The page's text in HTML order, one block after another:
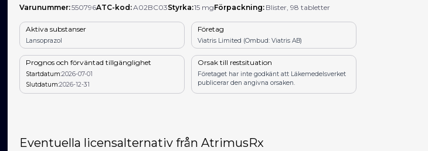
Varunummer:550796ATC-kod:A02BC03Styrka:15 mgFörpackning: Blister, 98 tabletter
Aktiva substanser
Lansoprazol
Företag
Viatris Limited (Ombud: Viatris AB)
Prognos och förväntad tillgänglighet
Startdatum:2026-07-01
Slutdatum:2026-12-31
Orsak till restsituation
Företaget har inte godkänt att Läkemedelsverket
publicerar den angivna orsaken.
Eventuella licensalternativ från AtrimusRx